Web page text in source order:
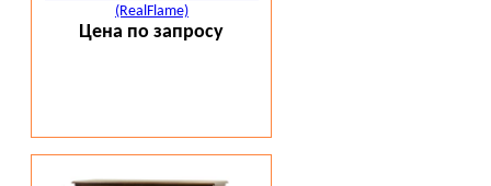
(RealFlame)
Цена по запросу